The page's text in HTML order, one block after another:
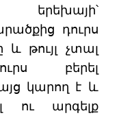
երեխայի՝
դուրս
և թույլ չտալ
բերել
կարող է և
ու արգելք